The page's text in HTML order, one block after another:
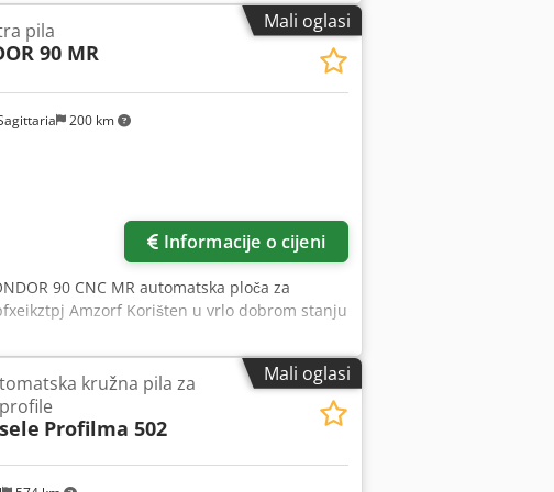
Mali oglasi
200 km
pila
90 MR
Informacije o cijeni
90 CNC MR automatska ploča za
Amzorf Korišten u vrlo dobrom stanju
Mali oglasi
kružna pila za
Profilma 502